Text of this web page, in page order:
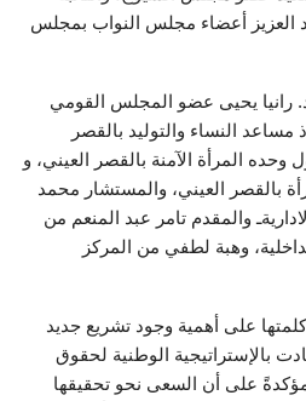
العزيز أعضاء مجلس النواب بمجلس
رانيا يحيى عضو المجلس القومي
النساء والتوليد بالقصر
وحده المرأة الآمنة بالقصر العيني، و
بالقصر العيني، والمستشار محمد
والمقدم تامر عبد المنعم من
وهبة لطفي من المركز
على أهمية وجود تشريع جديد
بالإستراتيجية الوطنية لحقوق
على أن السعى نحو تحقيقها